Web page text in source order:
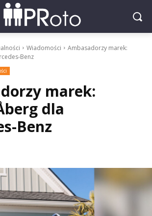
Wiadomości
Ambasadorzy marek:
Benz
marek:
dla
Benz